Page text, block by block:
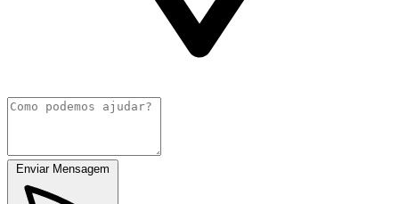
Enviar Mensagem